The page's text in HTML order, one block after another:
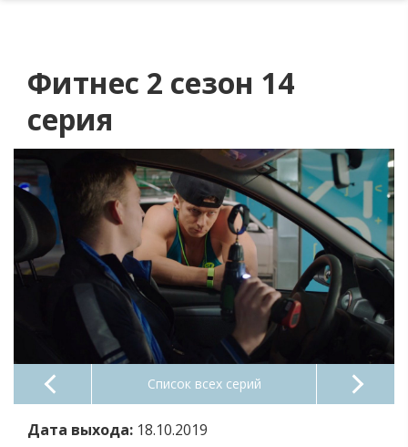
Фитнес 2 сезон 14
серия
Список всех серий
Дата выхода: 18.10.2019